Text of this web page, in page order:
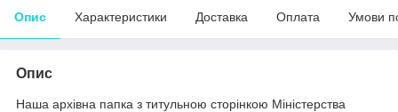
Опис Характеристики Доставка Оплата Умови
Опис
Наша архівна папка з титульною сторінкою Міністерства